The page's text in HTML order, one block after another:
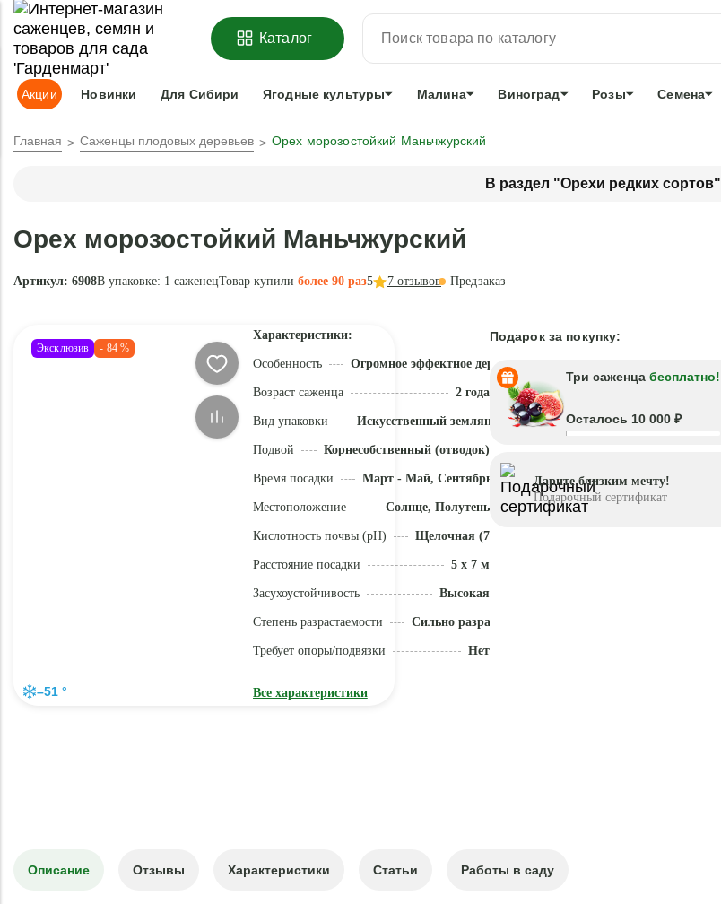
ОФОРМИТЬПРЕДЗАКАЗ =ЗАБРОНИРОВАТЬЛУЧШЕЕ
Адрес доставки:Москва Доставка и оплата Гарантии
Каталог
Акции Новинки Для Сибири Ягодные культуры Малина Виноград Розы Семена
Главная Саженцы плодовых деревьев Орех морозостойкий Маньчжурский
В раздел "Орехи редких сортов"
Орех морозостойкий Маньчжурский
Артикул: 6908В упаковке: 1 саженецТовар купили более 90 раз5 7 отзывов Предзаказ
Эксклюзив - 84 %
–51 °
Характеристики:
Особенность Огромное эффектное дерево
Возраст саженца 2 года
Вид упаковки Искусственный земляной ком
Подвой Корнесобственный (отводок)
Время посадки Март - Май, Сентябрь - Ноябрь
Местоположение Солнце, Полутень
Кислотность почвы (pH) Щелочная (7,5 - 8)
Расстояние посадки 5 x 7 м
Засухоустойчивость Высокая
Степень разрастаемости Сильно разрастается
Требует опоры/подвязки Нет
Все характеристики
Подарок за покупку:
Три саженца бесплатно!
Осталось 10 000 ₽
Дарите близким мечту!
Подарочный сертификат
Описание Отзывы Характеристики Статьи Работы в саду